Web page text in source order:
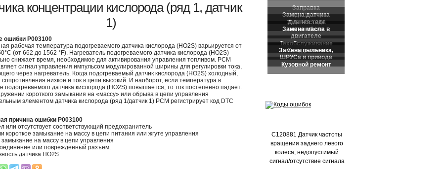
концентрации кислорода (ряд 1, датчик
1)
ошибки P003100
рабочая температура подогреваемого датчика кислорода (HO2S) варьируется от
(от 662 до 1562 °F). Нагреватель подогреваемого датчика кислорода (HO2S)
снижает время, необходимое для активирования управления топливом. PCM
сигнал управления импульсом модулированной ширины для регулировки тока,
через нагреватель. Когда подогреваемый датчик кислорода (HO2S) холодный,
сопротивления низкое и ток в цепи высокий. И наоборот, если температура в
подогреваемого датчика кислорода (HO2S) повышается, то ток постепенно падает.
короткого замыкания на «массу» или обрыва в цепи управления
элементом датчика кислорода (ряд 1/датчик 1) PCM регистрирует код DTC
причина ошибки P003100
или отсутствует соответствующий предохранитель
короткое замыкание на массу в цепи питания или жгуте управления
замыкание на массу в цепи управления
или поврежденный разъем.
датчика HO2S
C120881 Датчик частоты
вращения заднего левого
колеса, недопустимый
сигнал/отсутствие сигнала